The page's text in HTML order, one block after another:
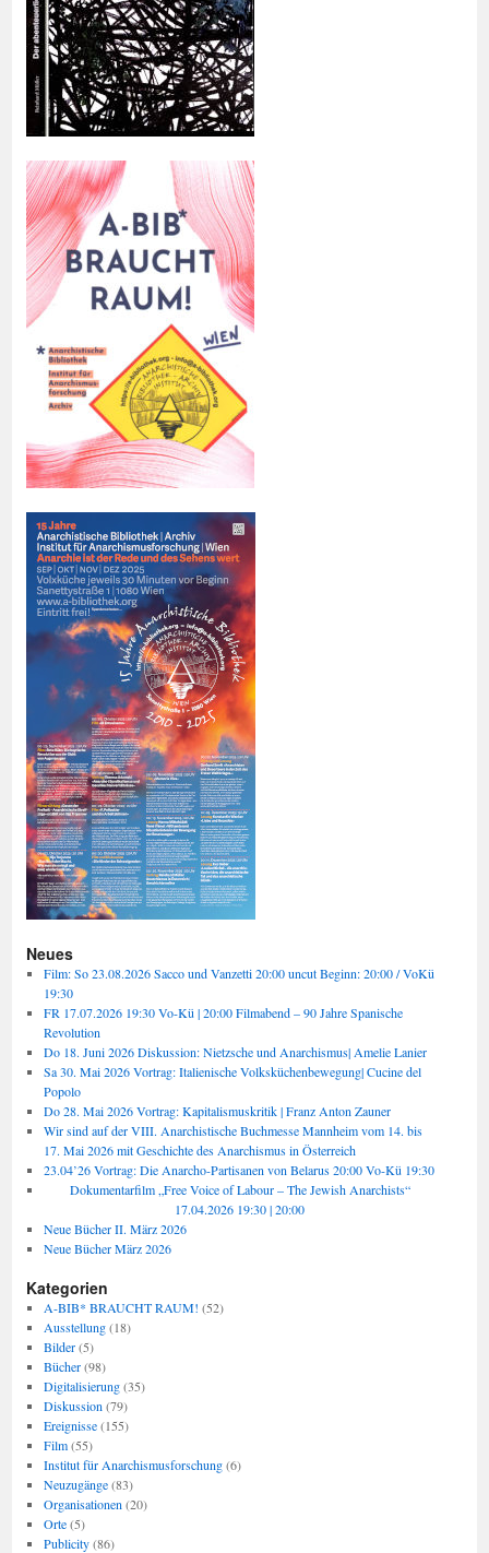
Neues
Film: So 23.08.2026 Sacco und Vanzetti 20:00 uncut Beginn: 20:00 / VoKü
19:30
FR 17.07.2026 19:30 Vo-Kü | 20:00 Filmabend – 90 Jahre Spanische
Revolution
Do 18. Juni 2026 Diskussion: Nietzsche und Anarchismus| Amelie Lanier
Sa 30. Mai 2026 Vortrag: Italienische Volksküchenbewegung| Cucine del
Popolo
Do 28. Mai 2026 Vortrag: Kapitalismuskritik | Franz Anton Zauner
Wir sind auf der VIII. Anarchistische Buchmesse Mannheim vom 14. bis
17. Mai 2026 mit Geschichte des Anarchismus in Österreich
23.04’26 Vortrag: Die Anarcho-Partisanen von Belarus 20:00 Vo-Kü 19:30
Dokumentarfilm „Free Voice of Labour – The Jewish Anarchists“
17.04.2026 19:30 | 20:00
Neue Bücher II. März 2026
Neue Bücher März 2026
Kategorien
A-BIB* BRAUCHT RAUM! (52)
Ausstellung(18)
Bilder(5)
Bücher(98)
Digitalisierung(35)
Diskussion (79)
Ereignisse(155)
Film(55)
Institut für Anarchismusforschung(6)
Neuzugänge(83)
Organisationen (20)
Orte(5)
Publicity(86)